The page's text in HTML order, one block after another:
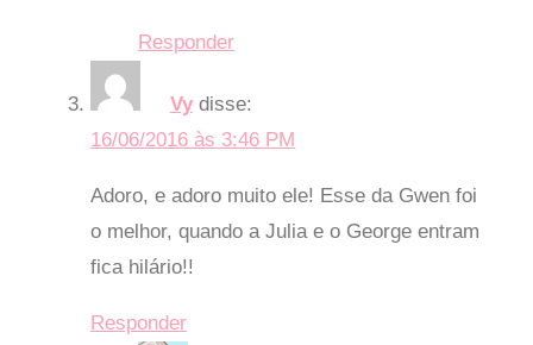
Responder
Vy disse:
16/06/2016 às 3:46 PM
Adoro, e adoro muito ele! Esse da Gwen foi
o melhor, quando a Julia e o George entram
fica hilário!!
Responder